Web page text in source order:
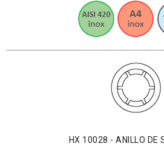
HX 10028 - ANILLO DE